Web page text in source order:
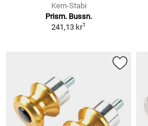
Kern-Stabi
Prism. Bussn.
241,13 kr1